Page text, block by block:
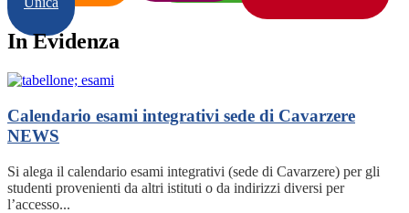
In Evidenza
Calendario esami integrativi sede di Cavarzere
NEWS
Si alega il calendario esami integrativi (sede di Cavarzere) per gli
studenti provenienti da altri istituti o da indirizzi diversi per
l’accesso...